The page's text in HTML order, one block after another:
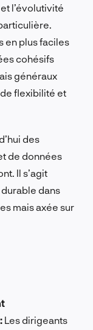
l’évolutivité
en plus faciles
cohésifs
généraux
flexibilité et
des
de données
Il s’agit
durable dans
mais axée sur
Les dirigeants